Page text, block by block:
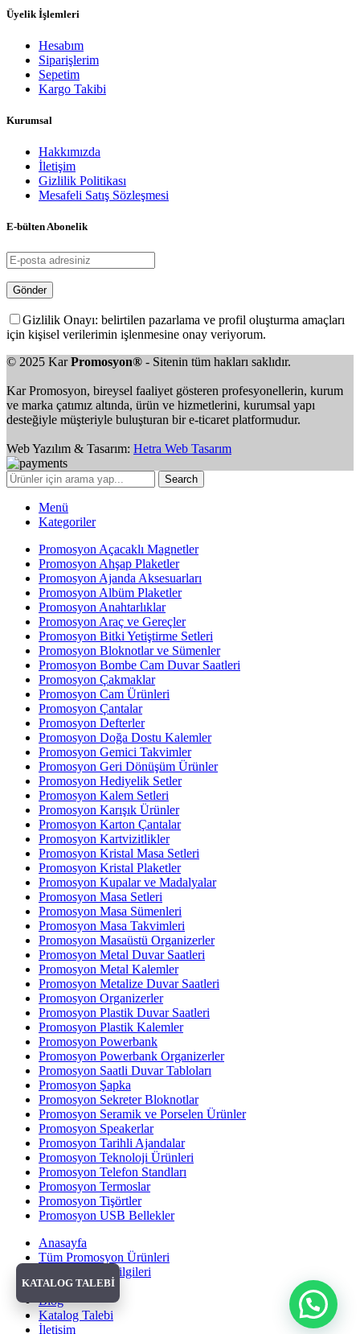
Üyelik İşlemleri
Hesabım
Siparişlerim
Sepetim
Kargo Takibi
Kurumsal
Hakkımızda
İletişim
Gizlilik Politikası
Mesafeli Satış Sözleşmesi
E-bülten Abonelik
Gizlilik Onayı: belirtilen pazarlama ve profil oluşturma amaçları
için kişisel verilerimin işlenmesine onay veriyorum.
© 2025 KarPromosyon® - Sitenin tüm hakları saklıdır.
Kar Promosyon, bireysel faaliyet gösteren profesyonellerin, kurum
ve marka çatımız altında, ürün ve hizmetlerini, kurumsal yapı
desteğiyle müşteriyle buluşturan bir e-ticaret platformudur.
Web Yazılım & Tasarım: Hetra Web Tasarım
Search
Menü
Kategoriler
Promosyon Açacaklı Magnetler
Promosyon Ahşap Plaketler
Promosyon Ajanda Aksesuarları
Promosyon Albüm Plaketler
Promosyon Anahtarlıklar
Promosyon Araç ve Gereçler
Promosyon Bitki Yetiştirme Setleri
Promosyon Bloknotlar ve Sümenler
Promosyon Bombe Cam Duvar Saatleri
Promosyon Çakmaklar
Promosyon Cam Ürünleri
Promosyon Çantalar
Promosyon Defterler
Promosyon Doğa Dostu Kalemler
Promosyon Gemici Takvimler
Promosyon Geri Dönüşüm Ürünler
Promosyon Hediyelik Setler
Promosyon Kalem Setleri
Promosyon Karışık Ürünler
Promosyon Karton Çantalar
Promosyon Kartvizitlikler
Promosyon Kristal Masa Setleri
Promosyon Kristal Plaketler
Promosyon Kupalar ve Madalyalar
Promosyon Masa Setleri
Promosyon Masa Sümenleri
Promosyon Masa Takvimleri
Promosyon Masaüstü Organizerler
Promosyon Metal Duvar Saatleri
Promosyon Metal Kalemler
Promosyon Metalize Duvar Saatleri
Promosyon Organizerler
Promosyon Plastik Duvar Saatleri
Promosyon Plastik Kalemler
Promosyon Powerbank
Promosyon Powerbank Organizerler
Promosyon Saatli Duvar Tabloları
Promosyon Şapka
Promosyon Sekreter Bloknotlar
Promosyon Seramik ve Porselen Ürünler
Promosyon Speakerlar
Promosyon Tarihli Ajandalar
Promosyon Teknoloji Ürünleri
Promosyon Telefon Standları
Promosyon Termoslar
Promosyon Tişörtler
Promosyon USB Bellekler
Anasayfa
Tüm Promosyon Ürünleri
Banka Hesap Bilgileri
Hakkımızda
Blog
Katalog Talebi
İletişim
KATALOG TALEBİ